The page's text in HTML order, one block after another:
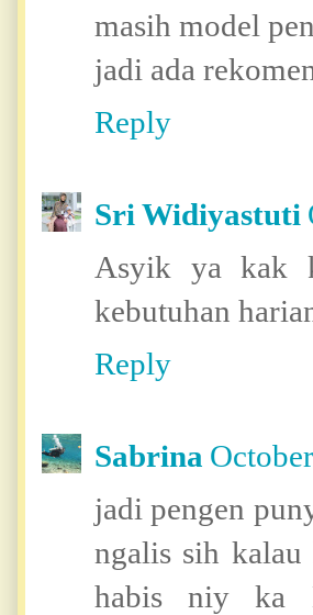
masih model
jadi ada
Reply
Sri Widiyastuti
Asyik ya kak
kebutuhan
Reply
Sabrina
jadi pengen
ngalis sih kalau
habis niy ka